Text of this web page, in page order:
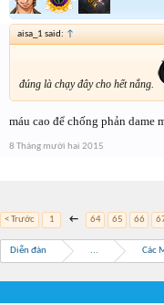
aisa_1 said: ↑
đúng là chạy đây cho hết nắng.
máu cao để chống phản dame
8 Tháng mười hai 2015
< Trước
1 ← 64 65 66
Diễn đàn ... Các